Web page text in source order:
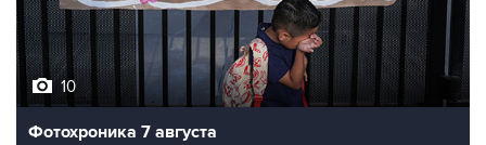
10
Фотохроника 7 августа